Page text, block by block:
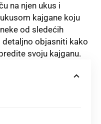
na njen ukus i
kajgane koju
od sledećih
detaljno objasniti kako
svoju kajganu.